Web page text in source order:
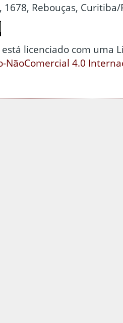
1678, Rebouças, Curitiba/
está licenciado com uma
NãoComercial 4.0